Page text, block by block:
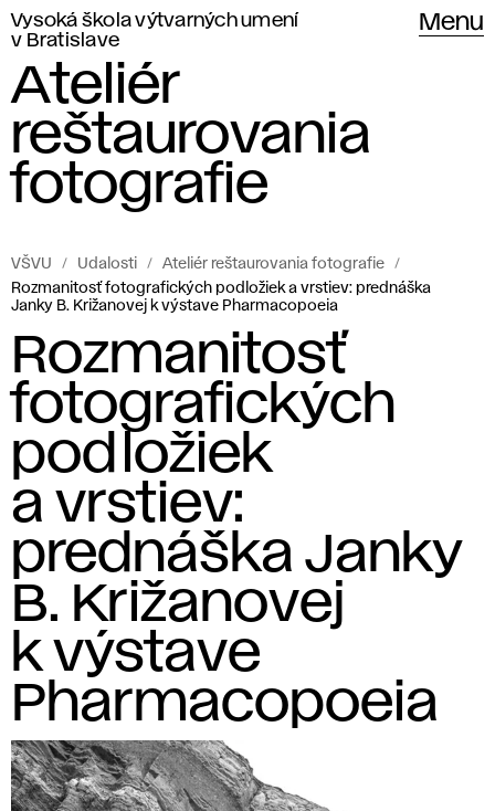
Vysoká škola výtvarných umení
v Bratislave
Menu
Ateliér
reštaurovania
fotografie
VŠVU Udalosti
Ateliér reštaurovania fotografie
Rozmanitosť fotografických podložiek a vrstiev: prednáška
Janky B. Križanovej k výstave Pharmacopoeia
Rozmanitosť
fotografických
podložiek
a vrstiev:
prednáška Janky
B. Križanovej
k výstave
Pharmacopoeia